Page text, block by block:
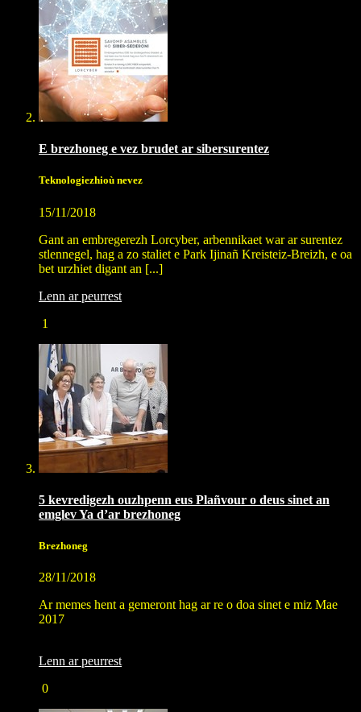
E brezhoneg e vez brudet ar sibersurentez
Teknologiezhioù nevez
15/11/2018
Gant an embregerezh Lorcyber, arbennikaet war ar surentez
stlennegel, hag a zo staliet e Park Ijinañ Kreisteiz-Breizh, e oa
bet urzhiet digant an [...]
Lenn ar peurrest
1
5 kevredigezh ouzhpenn eus Plañvour o deus sinet an
emglev Ya d’ar brezhoneg
Brezhoneg
28/11/2018
Ar memes hent a gemeront hag ar re o doa sinet e miz Mae
2017
Lenn ar peurrest
0